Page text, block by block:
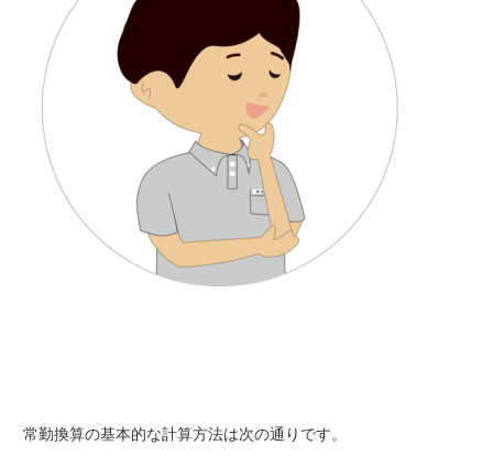
常勤換算の基本的な計算方法は次の通りです。